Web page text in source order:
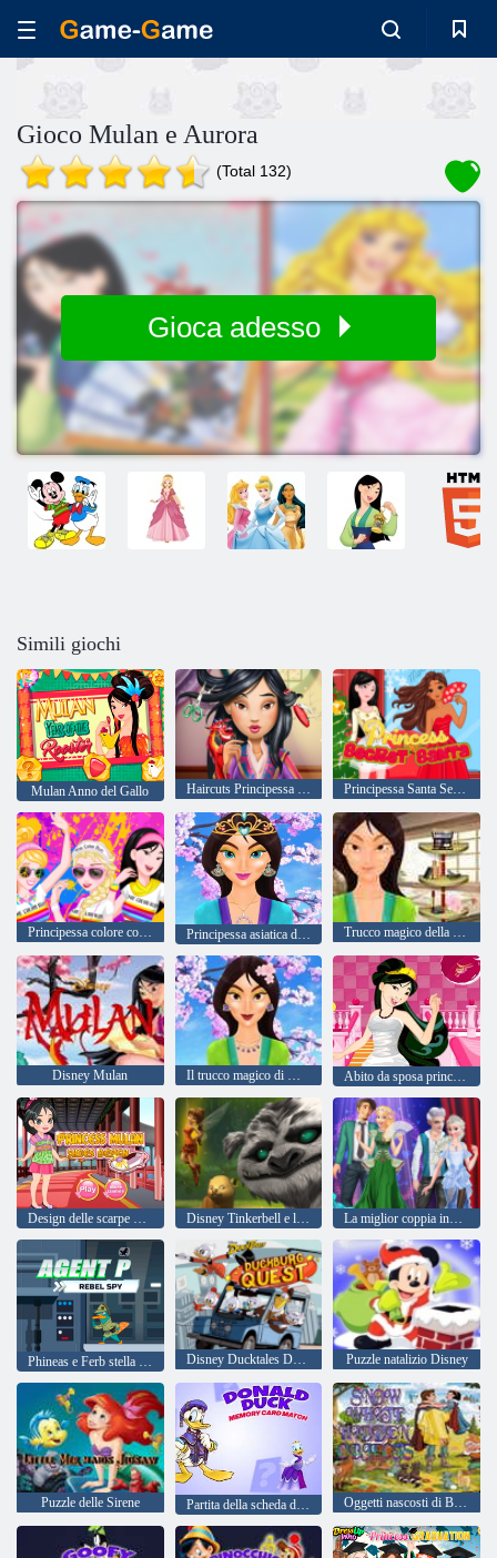
Gioco Mulan e Aurora
(Total 132)
Gioca adesso
Simili giochi
Mulan Anno del Gallo Haircuts Principessa Guerriera Principessa Principessa Santa Segreta
Principessa colore correre Principessa asiatica dalla patata alla tosta Trucco magico della principessa asiatica
Disney Mulan Il trucco magico di Mulan Abito da sposa principessa Mulan
Design delle scarpe della principessa Mulan Disney Tinkerbell e la leggenda dei Neverbeast Pixie Hollow animali La miglior coppia inverno
Disney Ducktales Duckburg Quest Puzzle natalizio Disney
Puzzle delle Sirene Partita della scheda di memoria di Paperino Oggetti nascosti di Biancaneve